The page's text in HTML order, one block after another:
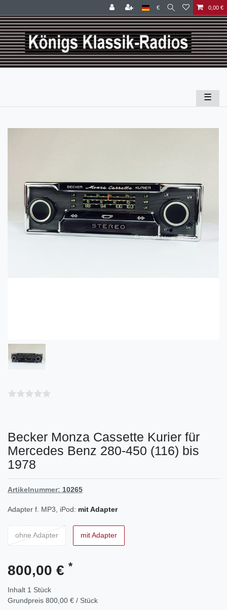
€ 0,00 €
☰
Becker Monza Cassette Kurier für
Mercedes Benz 280-450 (116) bis
1978
Artikelnummer: 10265
Adapter f. MP3, iPod: mit Adapter
ohne Adapter mit Adapter
800,00 € *
Inhalt 1 Stück
Grundpreis 800,00 € / Stück